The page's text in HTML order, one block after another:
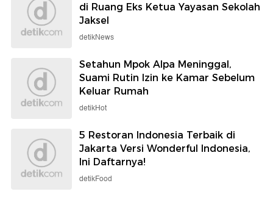
di Ruang Eks Ketua Yayasan Sekolah
Jaksel
detikNews
Setahun Mpok Alpa Meninggal,
Suami Rutin Izin ke Kamar Sebelum
Keluar Rumah
detikHot
5 Restoran Indonesia Terbaik di
Jakarta Versi Wonderful Indonesia,
Ini Daftarnya!
detikFood